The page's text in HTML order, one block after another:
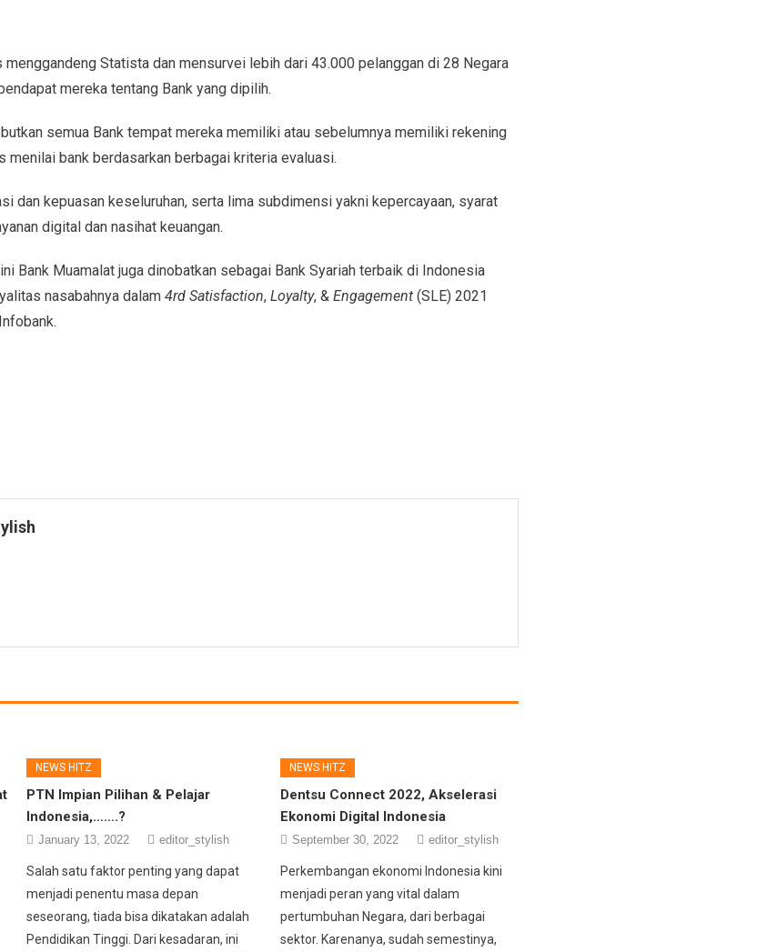
menggandeng Statista dan mensurvei lebih dari 43.000 pelanggan di 28 Negara
mereka tentang Bank yang dipilih.
semua Bank tempat mereka memiliki atau sebelumnya memiliki rekening
menilai bank berdasarkan berbagai kriteria evaluasi.
dan kepuasan keseluruhan, serta lima subdimensi yakni kepercayaan, syarat
digital dan nasihat keuangan.
Bank Muamalat juga dinobatkan sebagai Bank Syariah terbaik di Indonesia
nasabahnya dalam 4rd Satisfaction, Loyalty, & Engagement(SLE) 2021
NEWS HITZ
PTN Impian Pilihan & Pelajar
Indonesia,…….?
January 13, 2022 editor_stylish
Salah satu faktor penting yang dapat
menjadi penentu masa depan
seseorang, tiada bisa dikatakan adalah
Pendidikan Tinggi. Dari kesadaran, ini
NEWS HITZ
Dentsu Connect 2022, Akselerasi
Ekonomi Digital Indonesia
September 30, 2022 editor_stylish
Perkembangan ekonomi Indonesia kini
menjadi peran yang vital dalam
pertumbuhan Negara, dari berbagai
sektor. Karenanya, sudah semestinya,